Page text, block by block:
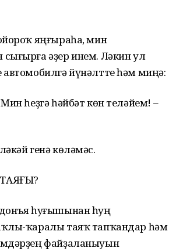
яңғыраһа, мин
сығырға әҙер инем. Ләкин ул
автомобилгә йүнәлтте һәм миңә:
һеҙгә һәйбәт көн теләйем! –
генә көләмәс.
һуғышынан һуң
ҡаралы таяҡ тапҡандар һәм
файҙаланыуын